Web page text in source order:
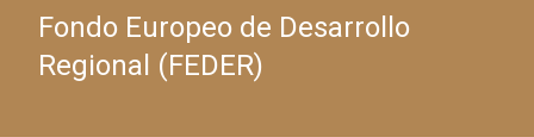
Fondo Europeo de Desarrollo
Regional (FEDER)